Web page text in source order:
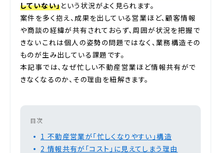
していない」という状況がよく見られます。
案件を多く抱え、成果を出している営業ほど、顧客情報
や商談の経緯が共有されておらず、周囲が状況を把握で
きない――これは個人の姿勢の問題ではなく、業務構造その
ものが生み出している課題です。
本記事では、なぜ忙しい不動産営業ほど情報共有がで
きなくなるのか、その理由を紐解きます。
目次
1 不動産営業が「忙しくなりやすい」構造
2 情報共有が「コスト」に見えてしまう理由